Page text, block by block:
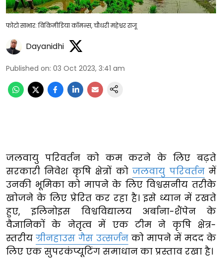
फोटो साभार: विकिमीडिया कॉमन्स, चौधरी महेश्वर राजू
Dayanidhi
Published on: 03 Oct 2023, 3:41 am
जलवायु परिवर्तन को कम करने के लिए बढ़ते
सरकारी निवेश कृषि क्षेत्रों कोजलवायु परिवर्तनमें
उनकी भूमिका को मापने के लिए विश्वसनीय तरीके
खोजने के लिए प्रेरित कर रहा है। इसे ध्यान में रखते
हुए, इलिनोइस विश्वविद्यालय अर्बाना-शैंपेन के
वैज्ञानिकों के नेतृत्व में एक टीम ने कृषि क्षेत्र-
स्तरीय ग्रीनहाउस गैस उत्सर्जन को मापने में मदद के
लिए एक सुपरकंप्यूटिंग समाधान का प्रस्ताव रखा है।